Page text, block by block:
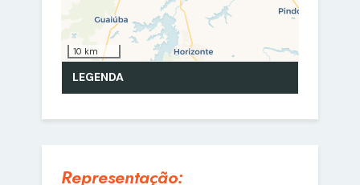
Representação: